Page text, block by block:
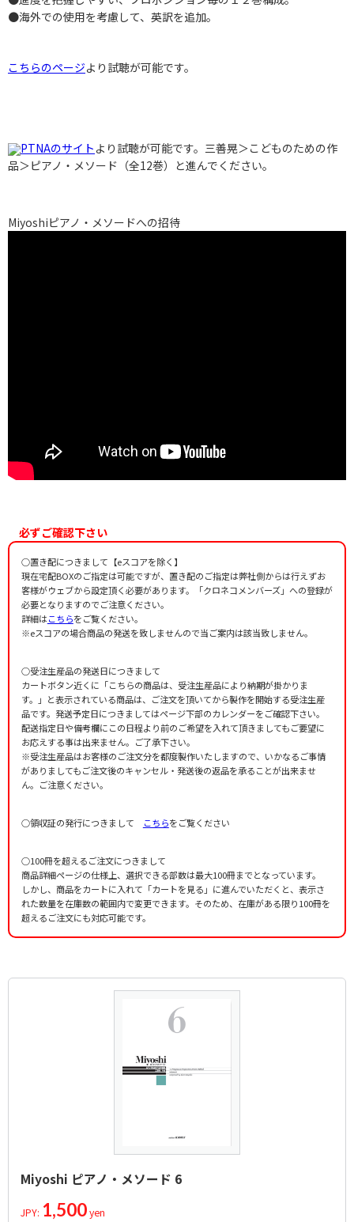
●海外での使用を考慮して、英訳を追加。
こちらのページより試聴が可能です。
PTNAのサイト より試聴が可能です。三善晃＞こどものための作
品＞ピアノ・メソード（全12巻）と進んでください。
Miyoshiピアノ・メソードへの招待
必ずご確認下さい
○置き配につきまして【eスコアを除く】
現在宅配BOXのご指定は可能ですが、置き配のご指定は弊社側からは行えずお
客様がウェブから設定頂く必要があります。「クロネコメンバーズ」への登録が
必要となりますのでご注意ください。
詳細はこちらをご覧ください。
※eスコアの場合商品の発送を致しませんので当ご案内は該当致しません。
○受注生産品の発送日につきまして
カートボタン近くに「こちらの商品は、受注生産品により納期が掛かりま
す。」と表示されている商品は、ご注文を頂いてから製作を開始する受注生産
品です。発送予定日につきましてはページ下部のカレンダーをご確認下さい。
配送指定日や備考欄にこの日程より前のご希望を入れて頂きましてもご要望に
お応えする事は出来ません。ご了承下さい。
※受注生産品はお客様のご注文分を都度製作いたしますので、いかなるご事情
がありましてもご注文後のキャンセル・発送後の返品を承ることが出来ませ
ん。ご注意ください。
○領収証の発行につきまして こちらをご覧ください
○100冊を超えるご注文につきまして
商品詳細ページの仕様上、選択できる部数は最大100冊までとなっています。
しかし、商品をカートに入れて「カートを見る」に進んでいただくと、表示さ
れた数量を在庫数の範囲内で変更できます。そのため、在庫がある限り100冊を
超えるご注文にも対応可能です。
Miyoshi ピアノ・メソード 6
JPY: 1,500yen